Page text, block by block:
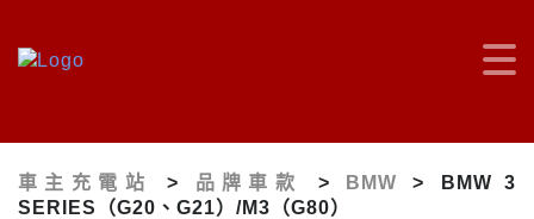
車主充電站 > 品牌車款 > BMW >
BMW 3
SERIES（G20、G21）/M3（G80）